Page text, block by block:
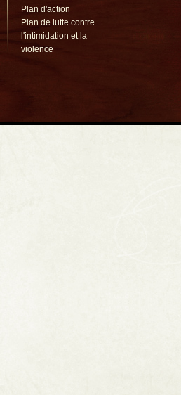
Plan d'action
Plan de lutte contre
l'intimidation et la
violence